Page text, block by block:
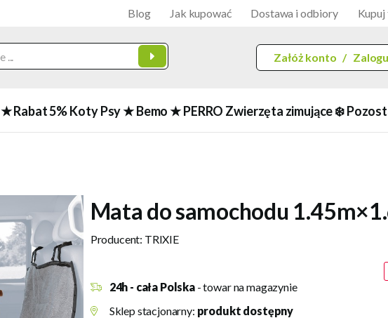
Blog Jak kupować Dostawa i odbiory Kupuj
Załóż konto /
★ Rabat 5%Koty Psy★ Bemo ★ PERRO Zwierzęta zimujące ❄️
Mata do samochodu
Producent: TRIXIE
24h - cała Polska- towar na magazynie
Sklep stacjonarny: produkt dostępny